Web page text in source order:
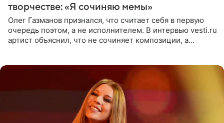
творчестве: «Я сочиняю мемы»
Олег Газманов признался, что считает себя в первую
очередь поэтом, а не исполнителем. В интервью vesti.ru
артист объяснил, что не сочиняет композиции, а